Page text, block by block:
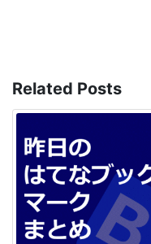
Related Posts